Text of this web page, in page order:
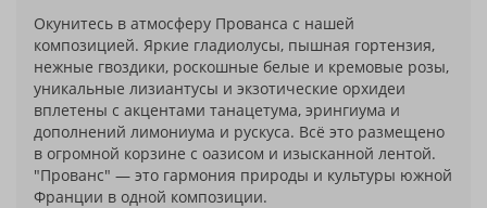
Окунитесь в атмосферу Прованса с нашей
композицией. Яркие гладиолусы, пышная гортензия,
нежные гвоздики, роскошные белые и кремовые розы,
уникальные лизиантусы и экзотические орхидеи
вплетены с акцентами танацетума, эрингиума и
дополнений лимониума и рускуса. Всё это размещено
в огромной корзине с оазисом и изысканной лентой.
"Прованс" — это гармония природы и культуры южной
Франции в одной композиции.